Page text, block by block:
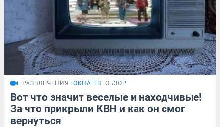
РАЗВЛЕЧЕНИЯ ОКНА ТВ ОБЗОР
Вот что значит веселые и находчивые!
За что прикрыли КВН и как он смог
вернуться